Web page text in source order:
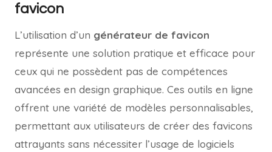
favicon
L’utilisation d’un générateur de favicon
représente une solution pratique et efficace pour
ceux qui ne possèdent pas de compétences
avancées en design graphique. Ces outils en ligne
offrent une variété de modèles personnalisables,
permettant aux utilisateurs de créer des favicons
attrayants sans nécessiter l’usage de logiciels